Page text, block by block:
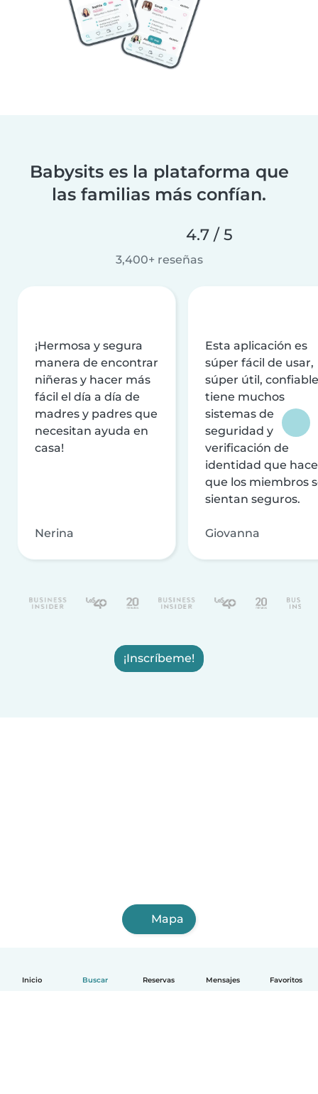
Inicio Buscar Reservas Mensajes Favoritos
Babysits es la plataforma que
las familias más confían.
4.7 / 5
3,400+ reseñas
¡Hermosa y segura
manera de encontrar
niñeras y hacer más
fácil el día a día de
madres y padres que
necesitan ayuda en
casa!
Nerina
Esta aplicación es
súper fácil de usar,
súper útil,
tiene muchos
sistemas de
seguridad y
verificación de
identidad que
que los miembros
sientan seguros.
Giovanna
¡Inscríbeme!
Mapa